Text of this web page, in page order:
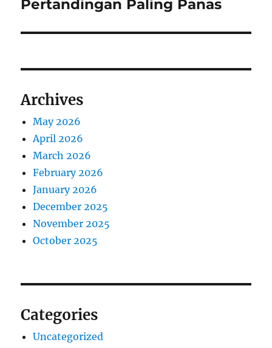
Pertandingan Paling Panas
Archives
May 2026
April 2026
March 2026
February 2026
January 2026
December 2025
November 2025
October 2025
Categories
Uncategorized